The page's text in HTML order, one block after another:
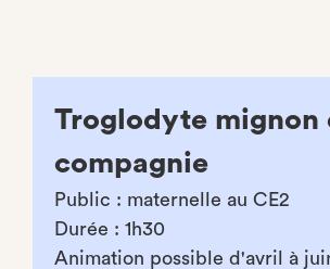
Troglodyte mignon
compagnie
Public : maternelle au CE2
Durée : 1h30
Animation possible d'avril à